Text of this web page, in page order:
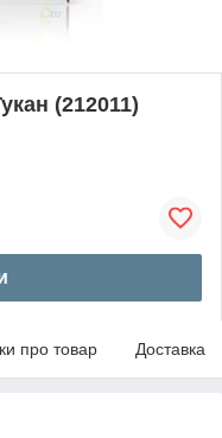
(212011)
про товар Доставка